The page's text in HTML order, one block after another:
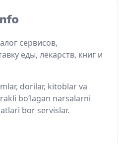
сервисов,
еды, лекарств, книг и
dorilar, kitoblar va
bo‘lagan narsalarni
bor servislar.